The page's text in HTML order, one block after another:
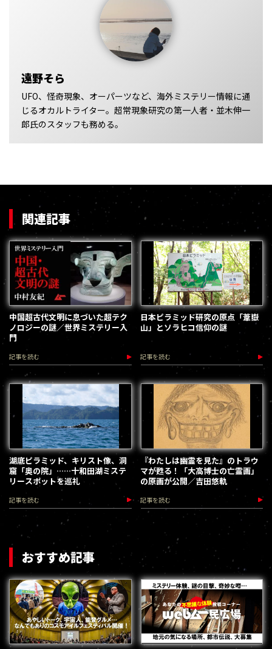
遠野そら
UFO、怪奇現象、オーパーツなど、海外ミステリー情報に通
じるオカルトライター。超常現象研究の第一人者・並木伸一
郎氏のスタッフも務める。
関連記事
中国超古代文明に息づいた超テク
ノロジーの謎／世界ミステリー入
門
記事を読む
日本ピラミッド研究の原点「葦嶽
山」とソラヒコ信仰の謎
記事を読む
湖底ピラミッド、キリスト像、洞
窟「奥の院」……十和田湖ミステ
リースポットを巡礼
記事を読む
『わたしは幽霊を見た』のトラウ
マが甦る！「大高博士の亡霊画」
の原画が公開／吉田悠軌
記事を読む
おすすめ記事